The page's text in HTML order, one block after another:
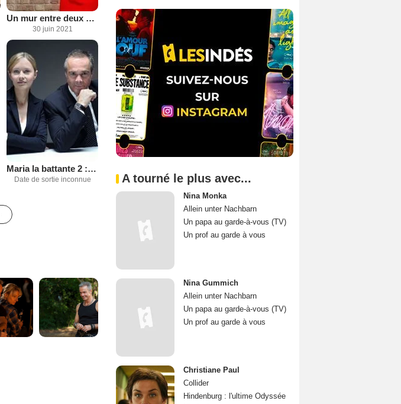
Un mur entre deux coeurs
30 juin 2021
Maria la battante 2 : au nom de toutes les femmes
Date de sortie inconnue A tourné le plus avec...
Nina Monka
Allein unter Nachbarn
Un papa au garde-à-vous (TV)
Un prof au garde à vous
Nina Gummich
Allein unter Nachbarn
Un papa au garde-à-vous (TV)
Un prof au garde à vous
Christiane Paul
Collider
Hindenburg : l'ultime Odyssée